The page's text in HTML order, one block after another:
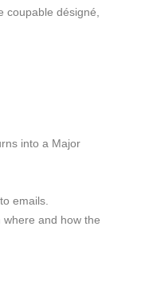
coupable désigné,
into a Major
emails.
and how the